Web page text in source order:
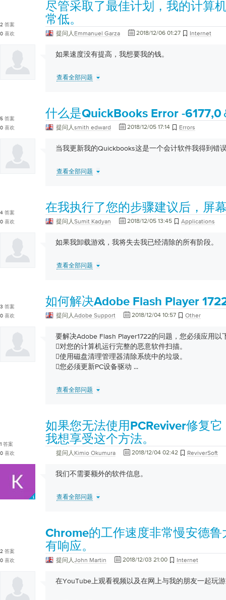
2 答案
0 喜欢
尽管采取了最佳计划，我的计算
常低。
提问人 Emmanuel Garza 2018/12/06 01:27 Internet
如果速度没有提高，我想要我的钱。
查看全部问题
5 答案
0 喜欢
什么是QuickBooks Error -6177,0
提问人smith edward 2018/12/05 17:14 Errors
当我更新我的Quickbooks这是一个会计软件我得到错
查看全部问题
4 答案
0 喜欢
在我执行了您的步骤建议后，屏
提问人Sumit Kadyan 2018/12/05 13:45 Applications
如果我卸载游戏，我将失去我已经清除的所有阶段。
查看全部问题
3 答案
0 喜欢
如何解决Adobe Flash Player
提问人Adobe Support 2018/12/04 10:57 Other
要解决Adobe Flash Player1722的问题，您必须应用以
对您的计算机运行完整的恶意软件扫描。
使用磁盘清理管理器清除系统中的垃圾。
您必须更新PC设备驱动 ...
查看全部问题
1 答案
0 喜欢
如果您无法使用PCReviver修复
我想享受这个方法。
提问人 Kimio Okumura 2018/12/04 02:42 ReviverSoft
我们不需要额外的软件信息。
查看全部问题
2 答案
0 喜欢
Chrome的工作速度非常慢安德鲁
有响应。
提问人John Martin 2018/12/03 21:00 Internet
在YouTube上观看视频以及在网上与我的朋友一起玩